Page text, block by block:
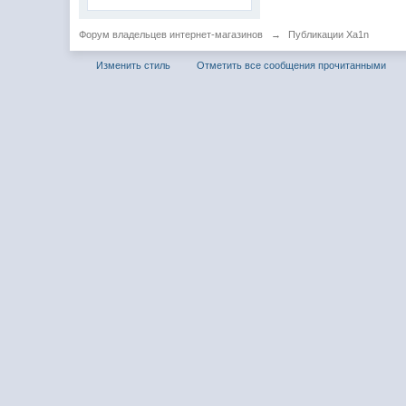
Форум владельцев интернет-магазинов → Публикации Xa1n
Изменить стиль Отметить все сообщения прочитанными